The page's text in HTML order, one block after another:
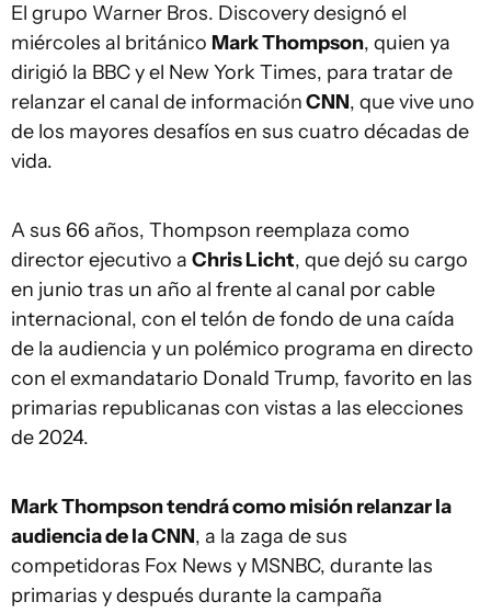
El grupo Warner Bros. Discovery designó el
miércoles al británico Mark Thompson, quien ya
dirigió la BBC y el New York Times, para tratar de
relanzar el canal de informaciónCNN, que vive uno
de los mayores desafíos en sus cuatro décadas de
vida.
A sus 66 años, Thompson reemplaza como
director ejecutivo a Chris Licht, que dejó su cargo
en junio tras un año al frente al canal por cable
internacional, con el telón de fondo de una caída
de la audiencia y un polémico programa en directo
con el exmandatario Donald Trump, favorito en las
primarias republicanas con vistas a las elecciones
de 2024.
Mark Thompson tendrá como misión relanzar la
audiencia de la CNN, a la zaga de sus
competidoras Fox News y MSNBC, durante las
primarias y después durante la campaña